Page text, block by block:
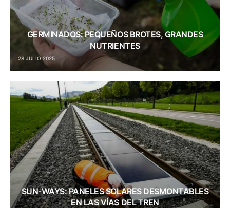
GERMINADOS: PEQUEÑOS BROTES, GRANDES
NUTRIENTES
28 JULIO 2025
SUN-WAYS: PANELES SOLARES DESMONTABLES
EN LAS VÍAS DEL TREN